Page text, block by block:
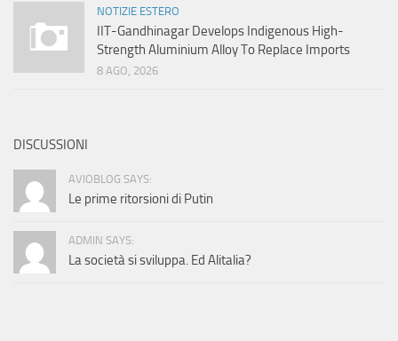
NOTIZIE ESTERO
IIT-Gandhinagar Develops Indigenous High-
Strength Aluminium Alloy To Replace Imports
8 AGO, 2026
DISCUSSIONI
AVIOBLOG SAYS:
Le prime ritorsioni di Putin
ADMIN SAYS:
La società si sviluppa. Ed Alitalia?